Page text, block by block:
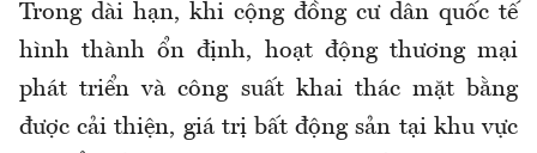
Trong dài hạn, khi cộng đồng cư dân quốc tế
hình thành ổn định, hoạt động thương mại
phát triển và công suất khai thác mặt bằng
được cải thiện, giá trị bất động sản tại khu vực